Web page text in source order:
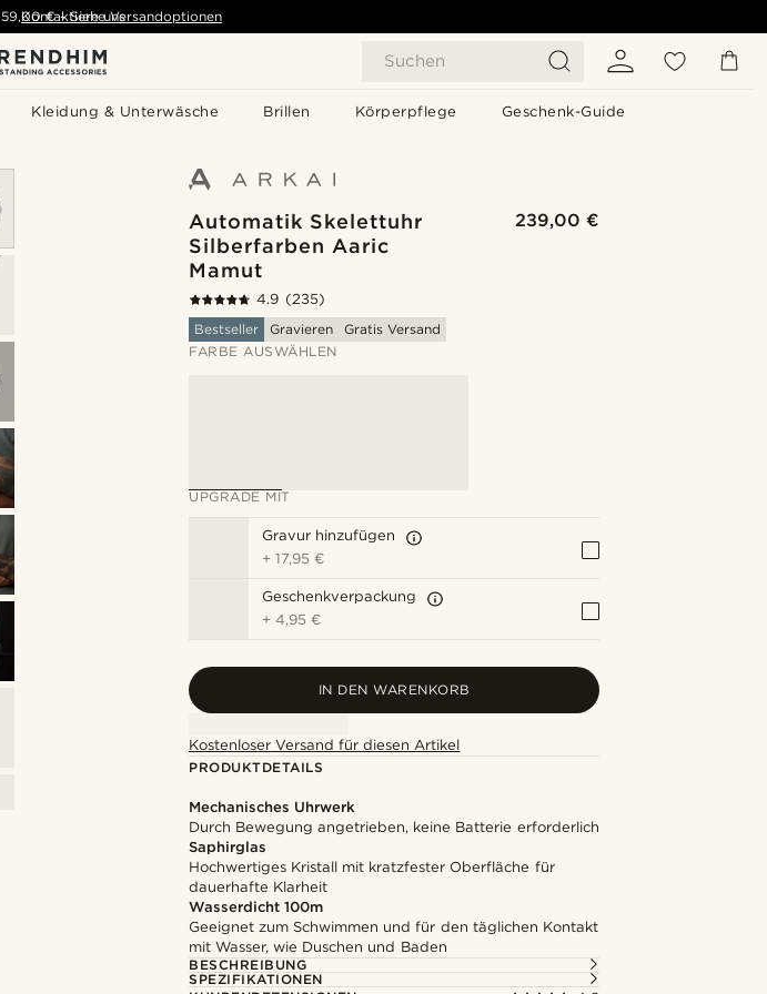
Suchen
Kleidung & Unterwäsche Brillen Körperpflege Geschenk-Guide
59,00 € - Siehe Versandoptionen
Kontaktiere uns
Automatik Skelettuhr
Silberfarben Aaric
Mamut
239,00 €
4.9 (235)
Bestseller
Gravieren
Gratis Versand
FARBE AUSWÄHLEN
UPGRADE MIT
Gravur hinzufügen
+17,95 €
Geschenkverpackung
+4,95 €
IN DEN WARENKORB
Kostenloser Versand für diesen Artikel
PRODUKTDETAILS
Mechanisches Uhrwerk
Durch Bewegung angetrieben, keine Batterie erforderlich
Saphirglas
Hochwertiges Kristall mit kratzfester Oberfläche für
dauerhafte Klarheit
Wasserdicht 100m
Geeignet zum Schwimmen und für den täglichen Kontakt
mit Wasser, wie Duschen und Baden
BESCHREIBUNG
SPEZIFIKATIONEN